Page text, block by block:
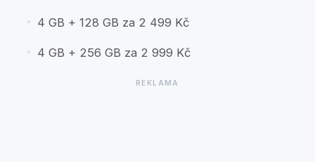
4 GB + 128 GB za 2 499 Kč
4 GB + 256 GB za 2 999 Kč